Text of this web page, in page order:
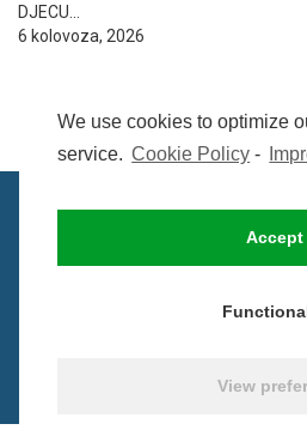
We use cookies to optimize
service. Cookie Policy -
Accept
View
DJECU…
6 kolovoza, 2026
UVIJETI